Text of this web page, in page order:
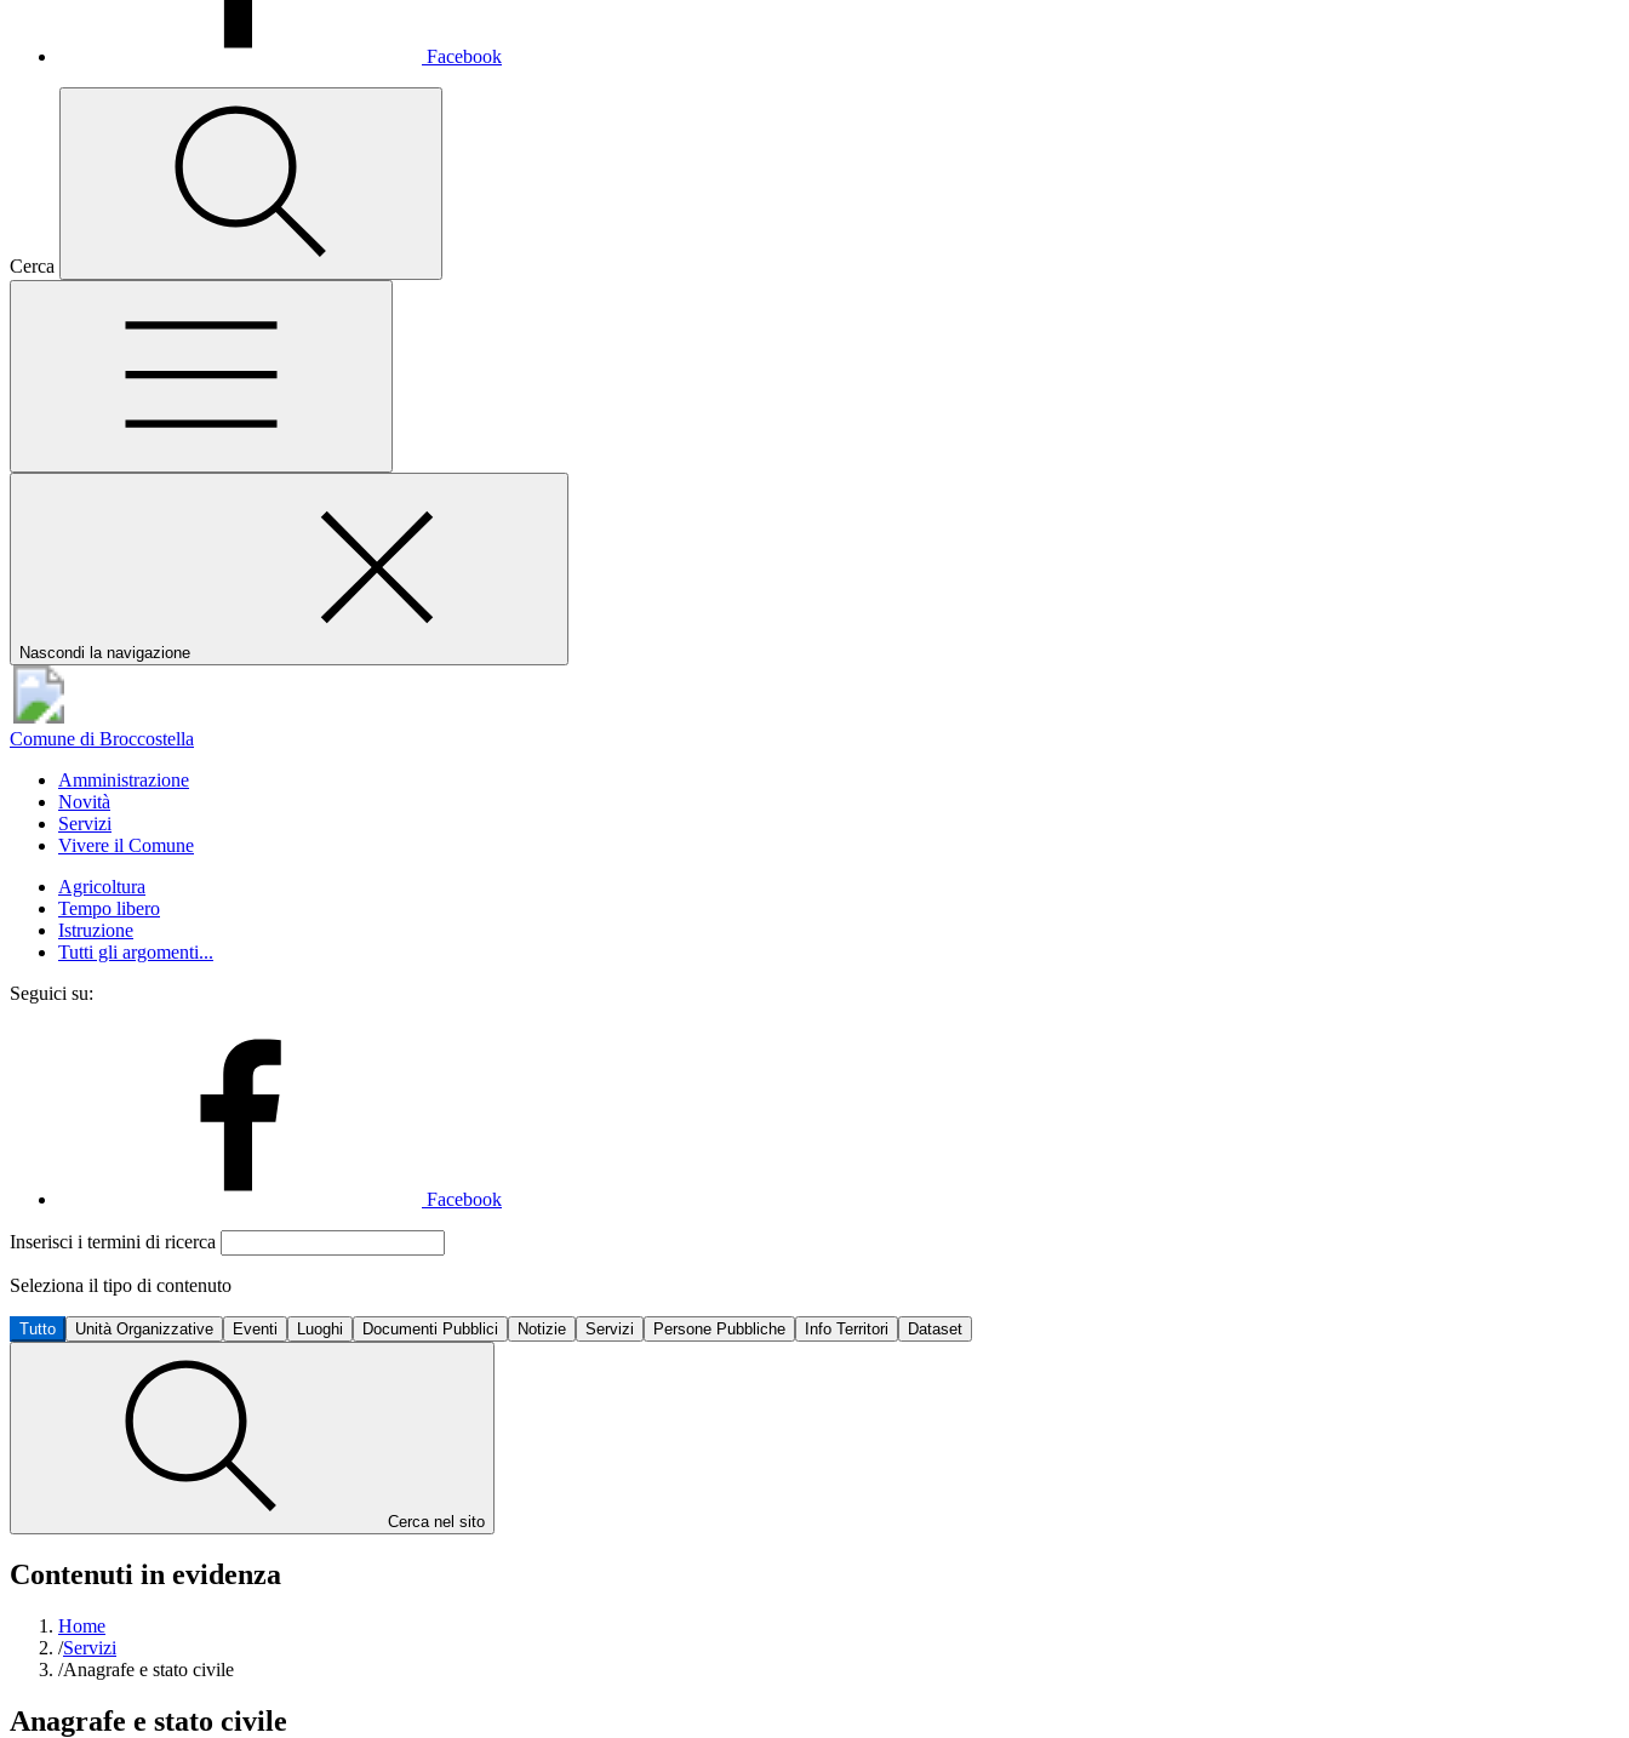
Facebook
Cerca
Nascondi la navigazione
Comune di Broccostella
Amministrazione
Novità
Servizi
Vivere il Comune
Agricoltura
Tempo libero
Istruzione
Tutti gli argomenti...
Seguici su:
Facebook
Inserisci i termini di ricerca
Seleziona il tipo di contenuto
Tutto Unità Organizzative Eventi Luoghi Documenti Pubblici Notizie Servizi Persone Pubbliche Info Territori Dataset
Cerca nel sito
Contenuti in evidenza
Home
/Servizi
/Anagrafe e stato civile
Anagrafe e stato civile